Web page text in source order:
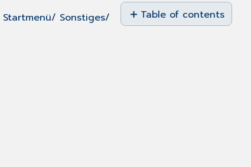
as
PDF
Table of contents
Startmenü/ Sonstiges/